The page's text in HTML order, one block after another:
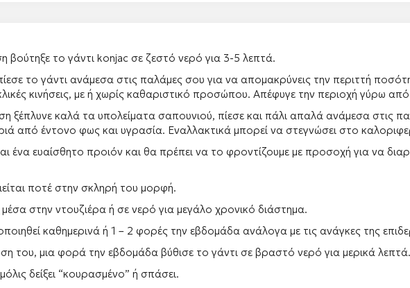
βούτηξε το γάντι konjac σε ζεστό νερό για 3-5 λεπτά.
το γάντι ανάμεσα στις παλάμες σου για να απομακρύνεις την περιττή
κινήσεις, με ή χωρίς καθαριστικό προσώπου. Απέφυγε την περιοχή γύρω
ξέπλυνε καλά τα υπολείματα σαπουνιού, πίεσε και πάλι απαλά ανάμεσα στις
από έντονο φως και υγρασία. Εναλλακτικά μπορεί να στεγνώσει στο
ένα ευαίσθητο προιόν και θα πρέπει να το φροντίζουμε με προσοχή για να
ποτέ στην σκληρή του μορφή.
στην ντουζιέρα ή σε νερό για μεγάλο χρονικό διάστημα.
καθημερινά ή 1 – 2 φορές την εβδομάδα ανάλογα με τις ανάγκες της
του, μια φορά την εβδομάδα βύθισε το γάντι σε βραστό νερό για μερικά λεπτά.
δείξει “κουρασμένο” ή σπάσει.